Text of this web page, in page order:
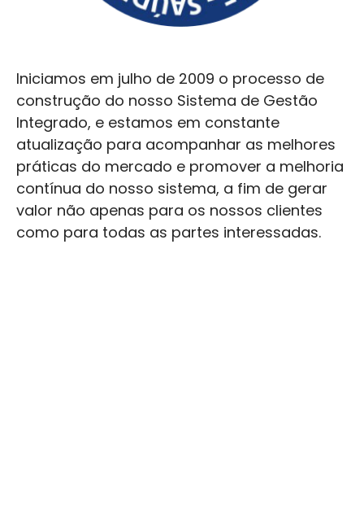
Iniciamos em julho de 2009 o processo de
construção do nosso Sistema de Gestão
Integrado, e estamos em constante
atualização para acompanhar as melhores
práticas do mercado e promover a melhoria
contínua do nosso sistema, a fim de gerar
valor não apenas para os nossos clientes
como para todas as partes interessadas.